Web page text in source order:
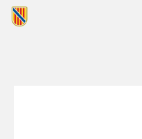
Vés